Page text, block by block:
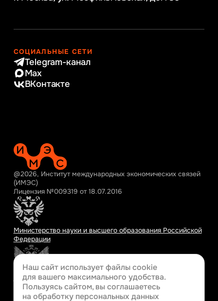
СОЦИАЛЬНЫЕ СЕТИ
Telegram-канал
Max
ВКонтакте
@2026, Институт международных экономических связей
(ИМЭС)
Лицензия №009319 от 18.07.2016
Министерство науки и высшего образования Российской
Федерации
Министерство просвещения Российской Федерации
Наш сайт использует файлы cookie
для вашего максимального удобства.
Пользуясь сайтом, вы соглашаетесь
на обработку персональных данных